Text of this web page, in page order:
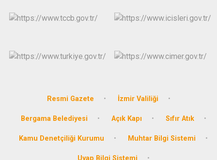
Resmi Gazete İzmir Valiliği
Bergama Belediyesi Açık Kapı Sıfır Atık
Kamu Denetçiliği Kurumu Muhtar Bilgi Sistemi
Uyap Bilgi Sistemi